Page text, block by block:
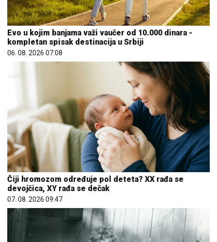
Evo u kojim banjama važi vaučer od 10.000 dinara -
kompletan spisak destinacija u Srbiji
06. 08. 2026 07:08
Čiji hromozom određuje pol deteta? XX rađa se
devojčica, XY rađa se dečak
07. 08. 2026 09:47